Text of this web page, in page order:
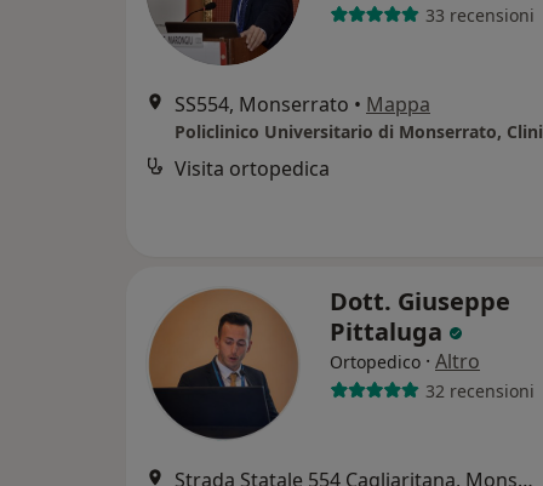
33 recensioni
SS554, Monserrato • Mappa
Visita ortopedica
Dott. Giuseppe
Pittaluga
Ortopedico · Altro
32 recensioni
Strada Statale 554 Cagliaritana, Monserrato